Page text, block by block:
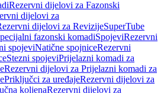
Rezervni dijelovi za Fazonski
dijelovi za
dijelovi za RevizijeSuperTube
fazonski komadiSpojeviRezervni
spojeviNatične spojniceRezervni
Stezni spojeviPrijelazni komadi za
Rezervni dijelovi za Prijelazni komadi za
Priključci za uređajeRezervni dijelovi za
koljenaRezervni dijelovi za